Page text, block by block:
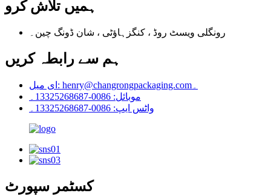
ہمیں تلاش کرو
رونگلی ویسٹ روڈ ، کنگزہاؤٹی ، شان ڈونگ چین۔
ہم سے رابطہ کریں
موبائل: 0086-13325268687۔
واٹس ایپ: 0086-13325268687۔
کسٹمر سپورٹ